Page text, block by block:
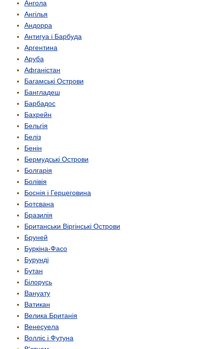
Ангола
Ангілья
Андорра
Антигуа і Барбуда
Аргентина
Аруба
Афганістан
Багамські Острови
Бангладеш
Барбадос
Бахрейн
Бельгія
Беліз
Бенін
Бермудські Острови
Болгарія
Болівія
Боснія і Герцеговина
Ботсвана
Бразилія
Британськи Віргінські Острови
Бруней
Буркіна-Фасо
Бурунді
Бутан
Білорусь
Вануату
Ватикан
Велика Британія
Венесуела
Волліс і Футуна